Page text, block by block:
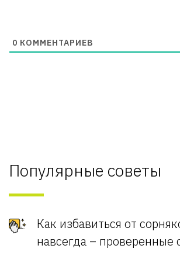
0 КОММЕНТАРИЕВ
Популярные советы
Как избавиться от
навсегда – проверенные